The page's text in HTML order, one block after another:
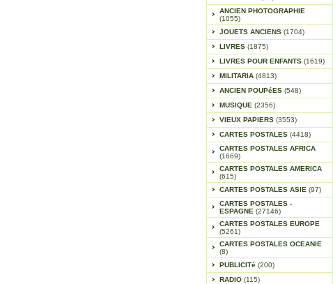
ANCIEN PHOTOGRAPHIE
(1055)
JOUETS ANCIENS (1704)
LIVRES (1875)
LIVRES POUR ENFANTS (1619)
MILITARIA (4813)
ANCIEN POUPéES (548)
MUSIQUE (2356)
VIEUX PAPIERS (3553)
CARTES POSTALES (4418)
CARTES POSTALES AFRICA
(1669)
CARTES POSTALES AMERICA
(615)
CARTES POSTALES ASIE (97)
CARTES POSTALES -
ESPAGNE (27146)
CARTES POSTALES EUROPE
(5261)
CARTES POSTALES OCEANIE
(8)
PUBLICITé (200)
RADIO (115)